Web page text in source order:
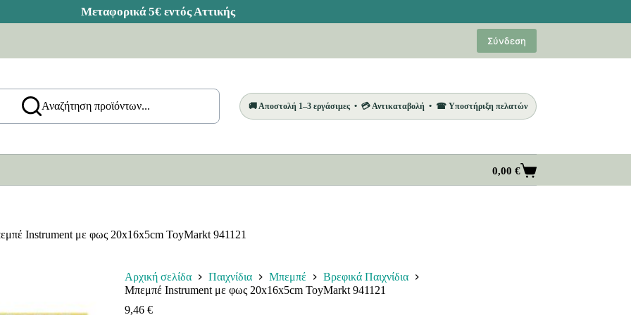
Σύνδεση
Αναζήτηση προϊόντων... 🚚 Αποστολή 1–3 εργάσιμες • 💳 Αντικαταβολή • ☎ Υποστήριξη πελατών
Καλάθι
Αγορών
0,00 €
Instrument με φως 20x16x5cm ToyMarkt 941121
Αρχική σελίδα Παιχνίδια Μπεμπέ
Βρεφικά Παιχνίδια
Μπεμπέ Instrument με φως 20x16x5cm ToyMarkt 941121
9,46 €